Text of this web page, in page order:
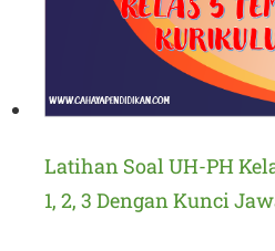
Latihan Soal UH-PH
1, 2, 3 Dengan Kunci